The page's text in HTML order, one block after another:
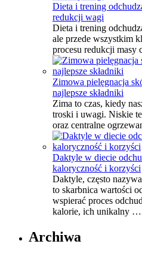
Dieta i trening
redukcji wagi
Dieta i trening
ale przede wszystkim
procesu redukcji masy
Zimowa pielęgnacja
najlepsze składniki
Zima to czas, kiedy
troski i uwagi. Niskie
oraz centralne
Daktyle w diecie
kaloryczność i korzyści
Daktyle, często
to skarbnica wartości
wspierać proces
kalorie, ich unikalny …
Archiwa